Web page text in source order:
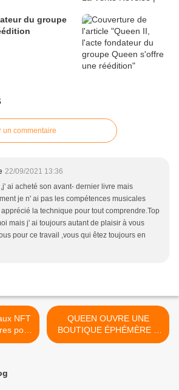
du groupe
un commentaire
22/09/2021 13:36
ai acheté son avant- dernier livre mais
je n' ai pas les compétences musicales
la technique pour tout comprendre.Top
mais j' ai toujours autant de plaisir à vous
pour ce travail ,vous qui êtez toujours en
pour
QUEEN OUVRE UNE
BOUTIQUE ÉPHÉMÈRE À
LONDRES POUR SES 50